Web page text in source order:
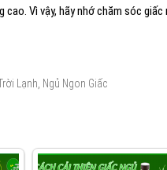
Vì vậy, hãy nhớ chăm sóc
Lạnh, Ngủ Ngon Giấc